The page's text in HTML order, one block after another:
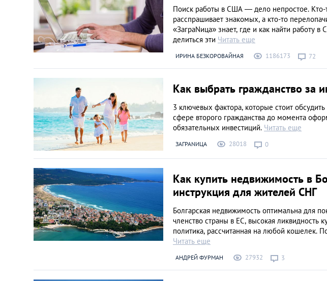
Венгрия
Германия
Испания
Казахстан
Канада
Кипр
Латвия
Литва
Поиск работы в США — дело непростое. Кто-
расспрашивает знакомых, а кто-то
«ЗаграNица» знает, где и как найти работу
делиться эти Читать еще
ИРИНА БЕЗКОРОВАЙНАЯ 1186173 72
Как выбрать гражданство за
3 ключевых фактора, которые стоит
сфере второго гражданства до момента
обязательных инвестиций. Читать еще
ЗАГРАNИЦА 28018 0
Как купить недвижимость в
инструкция для жителей СНГ
Болгарская недвижимость оптимальна для
членство страны в ЕС, высокая ликвидность
политика, рассчитанная на любой кошелек.
Читать еще
АНДРЕЙ ФУРМАН 27932 3